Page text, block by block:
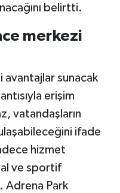
belirtti.
merkezi
avantajlar sunacak
erişim
vatandaşların
ifade
hizmet
ve sportif
Adrena Park